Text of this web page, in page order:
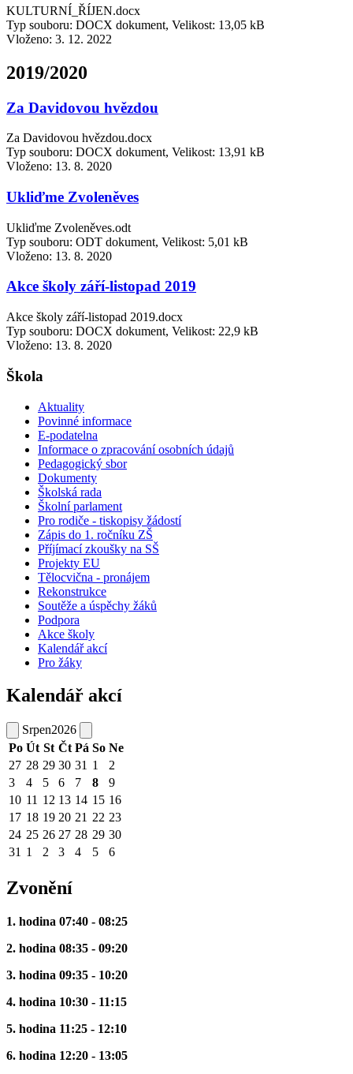
KULTURNÍ_ŘÍJEN.docx
Typ souboru: DOCX dokument, Velikost: 13,05 kB
Vloženo: 3. 12. 2022
2019/2020
Za Davidovou hvězdou
Za Davidovou hvězdou.docx
Typ souboru: DOCX dokument, Velikost: 13,91 kB
Vloženo: 13. 8. 2020
Ukliďme Zvoleněves
Ukliďme Zvoleněves.odt
Typ souboru: ODT dokument, Velikost: 5,01 kB
Vloženo: 13. 8. 2020
Akce školy září-listopad 2019
Akce školy září-listopad 2019.docx
Typ souboru: DOCX dokument, Velikost: 22,9 kB
Vloženo: 13. 8. 2020
Škola
Aktuality
Povinné informace
E-podatelna
Informace o zpracování osobních údajů
Pedagogický sbor
Dokumenty
Školská rada
Školní parlament
Pro rodiče - tiskopisy žádostí
Zápis do 1. ročníku ZŠ
Příjímací zkoušky na SŠ
Projekty EU
Tělocvična - pronájem
Rekonstrukce
Soutěže a úspěchy žáků
Podpora
Akce školy
Kalendář akcí
Pro žáky
Kalendář akcí
Srpen2026
Po Út St Čt Pá So Ne
27 28 29 30 31 1
2
3
4 5 6 7 8
9
10 11 12 13 14 15 16
17 18 19 20 21 22 23
24 25 26 27 28 29 30
31 1 2 3 4 5 6
Zvonění
1. hodina 07:40 - 08:25
2. hodina 08:35 - 09:20
3. hodina 09:35 - 10:20
4. hodina 10:30 - 11:15
5. hodina 11:25 - 12:10
6. hodina 12:20 - 13:05